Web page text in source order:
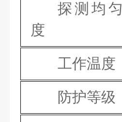
探测均匀
度
工作温度
防护等级